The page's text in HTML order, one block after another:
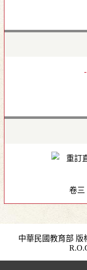
卷三
中華民國教育部 版